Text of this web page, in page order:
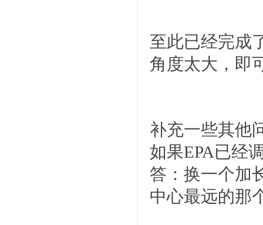
至此已经完成
角度太大，即
补充一些其他
如果EPA已经
答：换一个加
中心最远的那